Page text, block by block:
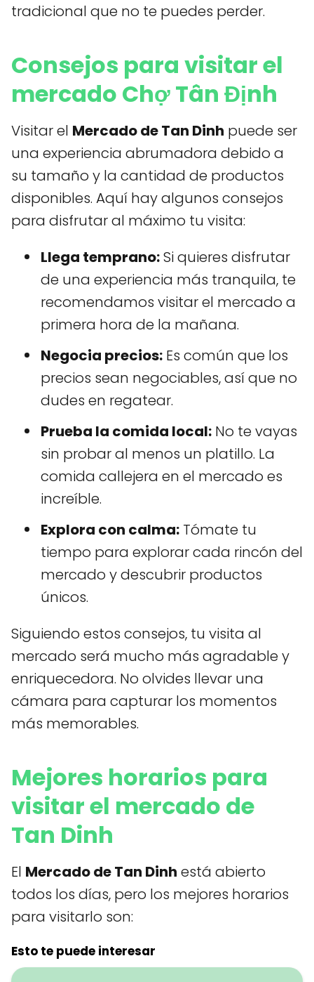
tradicional que no te puedes perder.
Consejos para visitar el
mercado Chợ Tân Định
Visitar el Mercado de Tan Dinh puede ser
una experiencia abrumadora debido a
su tamaño y la cantidad de productos
disponibles. Aquí hay algunos consejos
para disfrutar al máximo tu visita:
Llega temprano:Si quieres disfrutar
de una experiencia más tranquila, te
recomendamos visitar el mercado a
primera hora de la mañana.
Negocia precios: Es común que los
precios sean negociables, así que no
dudes en regatear.
Prueba la comida local: No te vayas
sin probar al menos un platillo. La
comida callejera en el mercado es
increíble.
Explora con calma: Tómate tu
tiempo para explorar cada rincón del
mercado y descubrir productos
únicos.
Siguiendo estos consejos, tu visita al
mercado será mucho más agradable y
enriquecedora. No olvides llevar una
cámara para capturar los momentos
más memorables.
Mejores horarios para
visitar el mercado de
Tan Dinh
El Mercado de Tan Dinh está abierto
todos los días, pero los mejores horarios
para visitarlo son:
Esto te puede interesar